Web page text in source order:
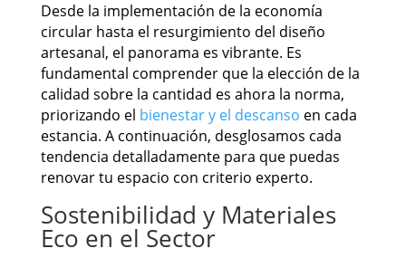
Desde la implementación de la economía
circular hasta el resurgimiento del diseño
artesanal, el panorama es vibrante. Es
fundamental comprender que la elección de la
calidad sobre la cantidad es ahora la norma,
priorizando el bienestar y el descanso en cada
estancia. A continuación, desglosamos cada
tendencia detalladamente para que puedas
renovar tu espacio con criterio experto.
Sostenibilidad y Materiales
Eco en el Sector